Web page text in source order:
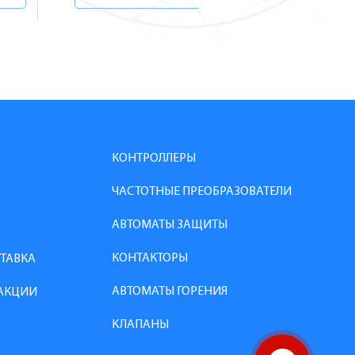
КОНТРОЛЛЕРЫ
ЧАСТОТНЫЕ ПРЕОБРАЗОВАТЕЛИ
АВТОМАТЫ ЗАЩИТЫ
КОНТАКТОРЫ
АВТОМАТЫ ГОРЕНИЯ
КЛАПАНЫ